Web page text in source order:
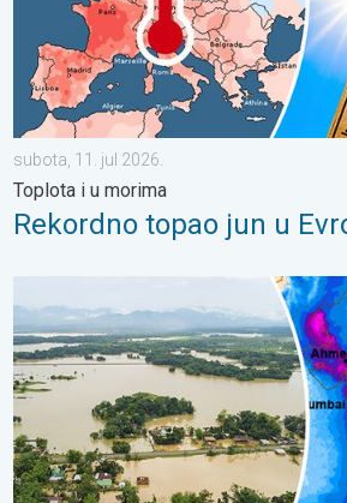
subota, 11. jul 2026.
Toplota i u morima
Rekordno topao jun u
Poplave i klizišta u delovima Azije.